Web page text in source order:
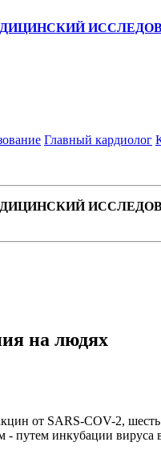
Главный кардиолог
на людях
от SARS-COV-2,
инкубации